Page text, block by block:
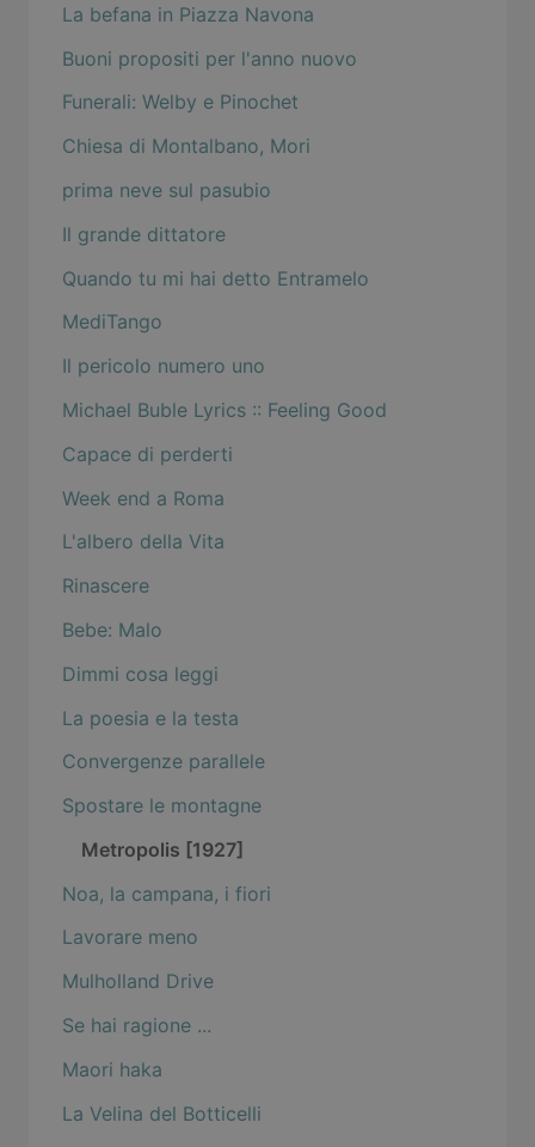
La befana in Piazza Navona
Buoni propositi per l'anno nuovo
Funerali: Welby e Pinochet
Chiesa di Montalbano, Mori
prima neve sul pasubio
Il grande dittatore
Quando tu mi hai detto Entramelo
MediTango
Il pericolo numero uno
Michael Buble Lyrics :: Feeling Good
Capace di perderti
Week end a Roma
L'albero della Vita
Rinascere
Bebe: Malo
Dimmi cosa leggi
La poesia e la testa
Convergenze parallele
Spostare le montagne
Metropolis [1927]
Noa, la campana, i fiori
Lavorare meno
Mulholland Drive
Se hai ragione ...
Maori haka
La Velina del Botticelli